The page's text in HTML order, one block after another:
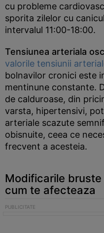
cu probleme
sporita zilelor cu
intervalul 11:00-18:00.
Tensiunea arteriala
valorile tensiunii
bolnavilor cronici este
mentinune constante.
de calduroase, din
varsta, hipertensivi,
arteriale scazute
obisnuite, ceea ce
frecvent a acesteia.
Modificarile
cum te afecteaza